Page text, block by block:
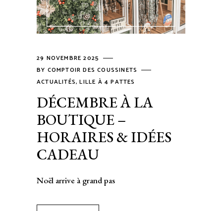
29 NOVEMBRE 2025
BY COMPTOIR DES COUSSINETS
ACTUALITÉS,LILLE À 4 PATTES
DÉCEMBRE À LA
BOUTIQUE –
HORAIRES & IDÉES
CADEAU
Noël arrive à grand pas